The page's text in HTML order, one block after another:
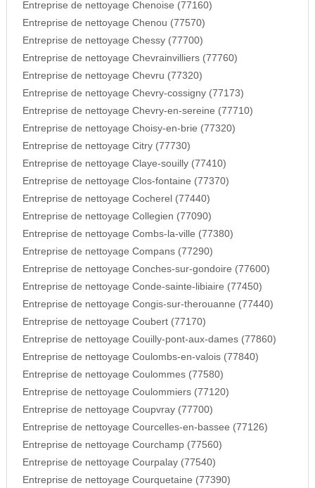
Entreprise de nettoyage Chenoise (77160)
Entreprise de nettoyage Chenou (77570)
Entreprise de nettoyage Chessy (77700)
Entreprise de nettoyage Chevrainvilliers (77760)
Entreprise de nettoyage Chevru (77320)
Entreprise de nettoyage Chevry-cossigny (77173)
Entreprise de nettoyage Chevry-en-sereine (77710)
Entreprise de nettoyage Choisy-en-brie (77320)
Entreprise de nettoyage Citry (77730)
Entreprise de nettoyage Claye-souilly (77410)
Entreprise de nettoyage Clos-fontaine (77370)
Entreprise de nettoyage Cocherel (77440)
Entreprise de nettoyage Collegien (77090)
Entreprise de nettoyage Combs-la-ville (77380)
Entreprise de nettoyage Compans (77290)
Entreprise de nettoyage Conches-sur-gondoire (77600)
Entreprise de nettoyage Conde-sainte-libiaire (77450)
Entreprise de nettoyage Congis-sur-therouanne (77440)
Entreprise de nettoyage Coubert (77170)
Entreprise de nettoyage Couilly-pont-aux-dames (77860)
Entreprise de nettoyage Coulombs-en-valois (77840)
Entreprise de nettoyage Coulommes (77580)
Entreprise de nettoyage Coulommiers (77120)
Entreprise de nettoyage Coupvray (77700)
Entreprise de nettoyage Courcelles-en-bassee (77126)
Entreprise de nettoyage Courchamp (77560)
Entreprise de nettoyage Courpalay (77540)
Entreprise de nettoyage Courquetaine (77390)